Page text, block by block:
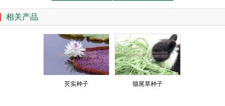
相关产品
芡实种子 猫尾草种子